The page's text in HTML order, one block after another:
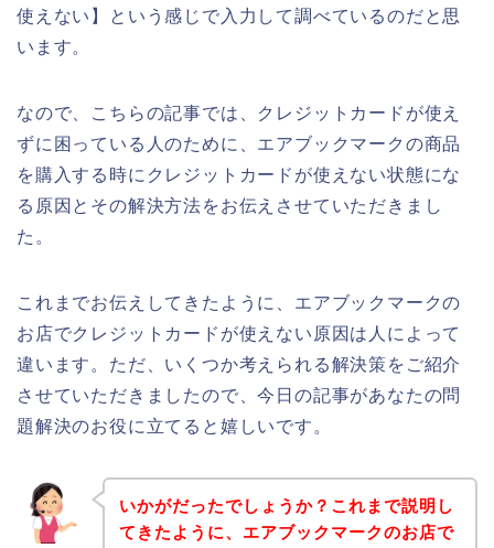
使えない】という感じで入力して調べているのだと思
います。
なので、こちらの記事では、クレジットカードが使え
ずに困っている人のために、エアブックマークの商品
を購入する時にクレジットカードが使えない状態にな
る原因とその解決方法をお伝えさせていただきまし
た。
これまでお伝えしてきたように、エアブックマークの
お店でクレジットカードが使えない原因は人によって
違います。ただ、いくつか考えられる解決策をご紹介
させていただきましたので、今日の記事があなたの問
題解決のお役に立てると嬉しいです。
いかがだったでしょうか？これまで説明し
てきたように、エアブックマークのお店で